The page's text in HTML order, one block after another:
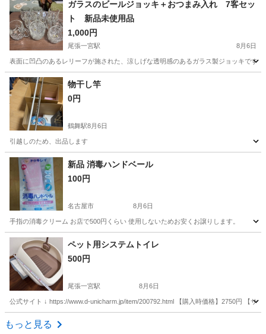
ガラスのビールジョッキ＋おつまみ入れ 7客セッ
ト 新品未使用品
1,000円
尾張一宮駅 8月6日
表面に凹凸のあるレリーフが施された、涼しげな透明感のあるガラス製ジョッキです
愛知 一宮市 尾張一宮駅
物干し竿
0円
鶴舞駅8月6日
引越しのため、出品します
愛知 名古屋市 鶴舞駅 洗濯用品
新品 消毒ハンドベール
100円
名古屋市 8月6日
手指の消毒クリーム お店で500円くらい 使用しないためお安くお譲りします。
愛知 名古屋市 その他 ベール
ペット用システムトイレ
500円
尾張一宮駅 8月6日
公式サイト ↓ https://www.d-unicharm.jp/item/200792.html 【購入時価格】2750円 【サ
愛知 一宮市
もっと見る